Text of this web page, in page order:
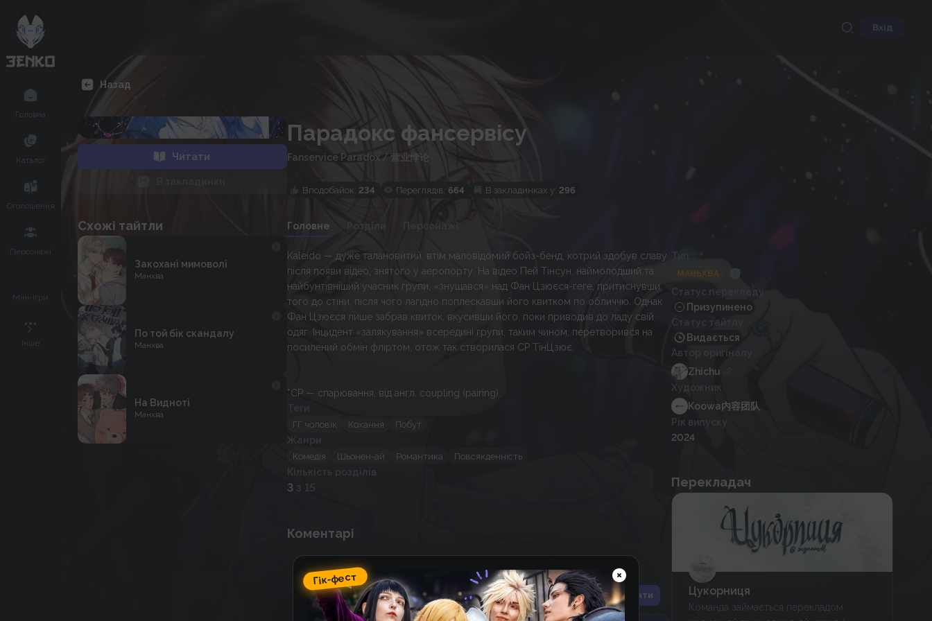
Вхід
Головна
Каталог
Оголошення
Персонажі
Міні-Ігри
Інше
Назад
Читати
Схожі тайтли
Закохані мимоволі
Манхва
По той бік скандалу
Манхва
На Видноті
Манхва
Парадокс фансервiсу
Fanservice Paradox / 营业悖论
Вподобайок: 234 Переглядів: 664 В закладинках у: 296
Головне Розділи Персонажі
Kaleido — дуже талановитий, втім маловідомий бойз-бенд, котрий здобув славу
після появи відео, знятого у аеропорту. На відео Пей Тінсун, наймолодший та
найбунтівніший учасник групи, «знущався» над Фан Цзюєся-геге, притиснувши
того до стіни, після чого лагідно поплескавши його квитком по обличчю. Однак
Фан Цзюєся лише забрав квиток, вкусивши його, поки приводив до ладу свій
одяг. Інцидент «залякування» всередині групи, таким чином, перетворився на
посилений обмін фліртом, отож так створилася СР ТінЦзює.
*CP — спарювання, від англ. coupling (pairing).
ГГ чоловік Кохання Побут
Жанри
Комедія Шьонен-ай Романтика Повсякденність
Кількість розділів
3 з 15
Коментарі
Спойлер Надіслати
МАНЬХВА
Статус перекладу
Призупинено
Статус тайтлу
Видається
Автор оригіналу
Zhichu
Художник
Koowa内容团队
Рік випуску
2024
Перекладач
Цукорниця
Команда займається перекладом
Гік-фест